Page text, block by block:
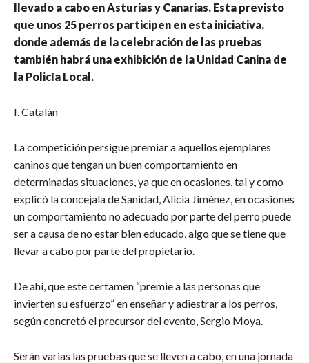
llevado a cabo en Asturias y Canarias. Esta previsto
que unos 25 perros participen en esta iniciativa,
donde además de la celebración de las pruebas
también habrá una exhibición de la Unidad Canina de
la Policía Local.
I. Catalán
La competición persigue premiar a aquellos ejemplares
caninos que tengan un buen comportamiento en
determinadas situaciones, ya que en ocasiones, tal y como
explicó la concejala de Sanidad, Alicia Jiménez, en ocasiones
un comportamiento no adecuado por parte del perro puede
ser a causa de no estar bien educado, algo que se tiene que
llevar a cabo por parte del propietario.
De ahí, que este certamen “premie a las personas que
invierten su esfuerzo” en enseñar y adiestrar a los perros,
según concretó el precursor del evento, Sergio Moya.
Serán varias las pruebas que se lleven a cabo, en una jornada